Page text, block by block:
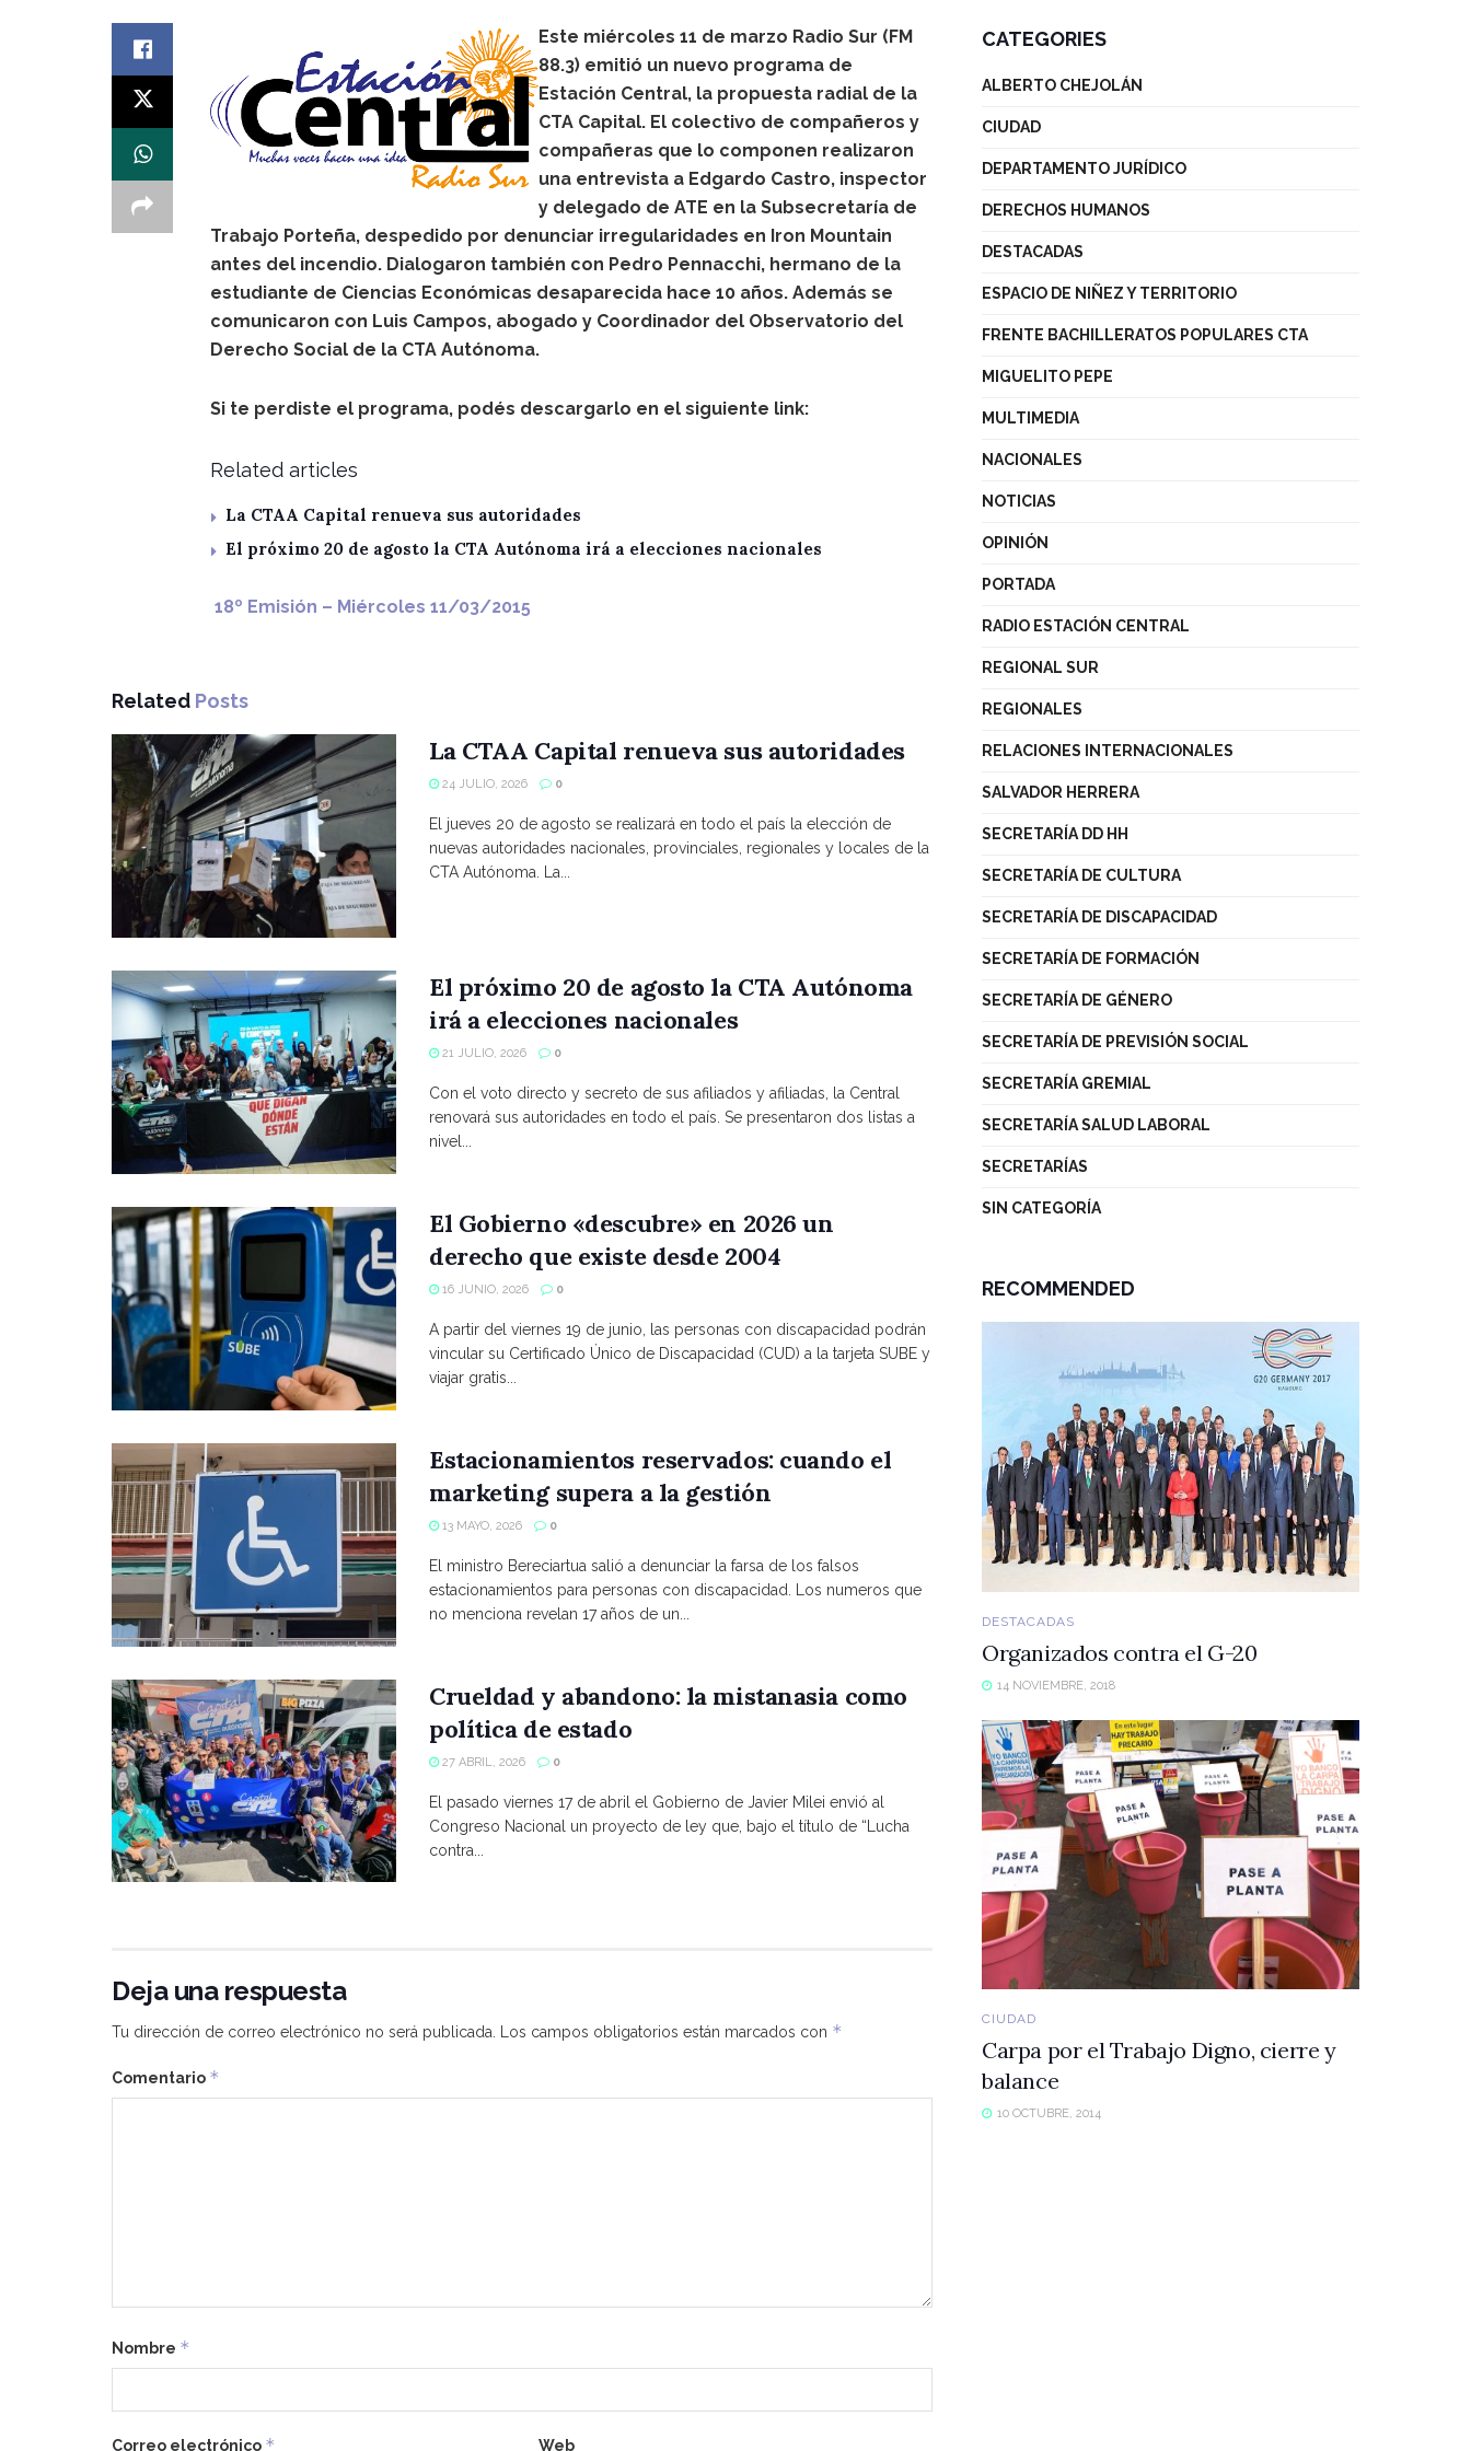
Este miércoles 11 de marzo Radio Sur (FM
88.3) emitió un nuevo programa de
Estación Central, la propuesta radial de la
CTA Capital. El colectivo de compañeros y
compañeras que lo componen realizaron
una entrevista a Edgardo Castro, inspector
y delegado de ATE en la Subsecretaría de
Trabajo Porteña, despedido por denunciar irregularidades en Iron Mountain
antes del incendio. Dialogaron también con Pedro Pennacchi, hermano de la
estudiante de Ciencias Económicas desaparecida hace 10 años. Además se
comunicaron con Luis Campos, abogado y Coordinador del Observatorio del
Derecho Social de la CTA Autónoma.
Si te perdiste el programa, podés descargarlo en el siguiente link:
Related articles
La CTAA Capital renueva sus autoridades
El próximo 20 de agosto la CTA Autónoma irá a elecciones nacionales
18º Emisión – Miércoles 11/03/2015
Related Posts
La CTAA Capital renueva sus autoridades
24 JULIO, 2026 0
El jueves 20 de agosto se realizará en todo el país la elección de
nuevas autoridades nacionales, provinciales, regionales y locales de la
CTA Autónoma. La...
El próximo 20 de agosto la CTA Autónoma
irá a elecciones nacionales
21 JULIO, 2026 0
Con el voto directo y secreto de sus afiliados y afiliadas, la Central
renovará sus autoridades en todo el país. Se presentaron dos listas a
nivel...
El Gobierno «descubre» en 2026 un
derecho que existe desde 2004
16 JUNIO, 2026 0
A partir del viernes 19 de junio, las personas con discapacidad podrán
vincular su Certificado Único de Discapacidad (CUD) a la tarjeta SUBE y
viajar gratis...
Estacionamientos reservados: cuando el
marketing supera a la gestión
13 MAYO, 2026 0
El ministro Bereciartua salió a denunciar la farsa de los falsos
estacionamientos para personas con discapacidad. Los numeros que
no menciona revelan 17 años de un...
Crueldad y abandono: la mistanasia como
política de estado
27 ABRIL, 2026 0
El pasado viernes 17 de abril el Gobierno de Javier Milei envió al
Congreso Nacional un proyecto de ley que, bajo el título de “Lucha
contra...
Deja una respuesta
Tu dirección de correo electrónico no será publicada. Los campos obligatorios están marcados con *
Comentario *
Nombre *
Correo electrónico * Web
CATEGORIES
ALBERTO CHEJOLÁN
CIUDAD
DEPARTAMENTO JURÍDICO
DERECHOS HUMANOS
DESTACADAS
ESPACIO DE NIÑEZ Y TERRITORIO
FRENTE BACHILLERATOS POPULARES CTA
MIGUELITO PEPE
MULTIMEDIA
NACIONALES
NOTICIAS
OPINIÓN
PORTADA
RADIO ESTACIÓN CENTRAL
REGIONAL SUR
REGIONALES
RELACIONES INTERNACIONALES
SALVADOR HERRERA
SECRETARÍA DD HH
SECRETARÍA DE CULTURA
SECRETARÍA DE DISCAPACIDAD
SECRETARÍA DE FORMACIÓN
SECRETARÍA DE GÉNERO
SECRETARÍA DE PREVISIÓN SOCIAL
SECRETARÍA GREMIAL
SECRETARÍA SALUD LABORAL
SECRETARÍAS
SIN CATEGORÍA
RECOMMENDED
DESTACADAS
Organizados contra el G-20
14 NOVIEMBRE, 2018
CIUDAD
Carpa por el Trabajo Digno, cierre y
balance
10 OCTUBRE, 2014